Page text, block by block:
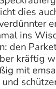
dies
ins
den
kräftig
mit